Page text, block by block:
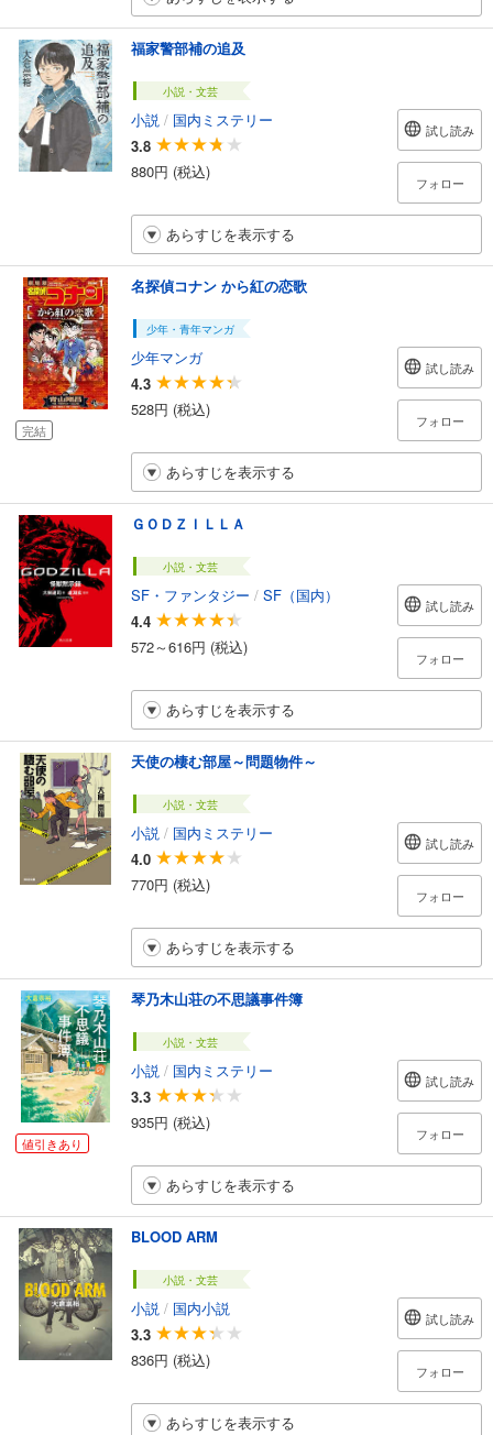
福家警部補の追及
小説・文芸
小説 / 国内ミステリー
3.8
880円 (税込)
試し読み
フォロー
あらすじを表示する
完結
名探偵コナン から紅の恋歌
少年・青年マンガ
少年マンガ
4.3
528円 (税込)
試し読み
フォロー
あらすじを表示する
ＧＯＤＺＩＬＬＡ
小説・文芸
SF・ファンタジー / SF（国内）
4.4
572～616円 (税込)
試し読み
フォロー
あらすじを表示する
天使の棲む部屋～問題物件～
小説・文芸
小説 / 国内ミステリー
4.0
770円 (税込)
試し読み
フォロー
あらすじを表示する
値引きあり
琴乃木山荘の不思議事件簿
小説・文芸
小説 / 国内ミステリー
3.3
935円 (税込)
試し読み
フォロー
あらすじを表示する
BLOOD ARM
小説・文芸
小説 / 国内小説
3.3
836円 (税込)
試し読み
フォロー
あらすじを表示する